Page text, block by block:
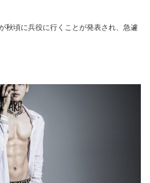
秋頃に兵役に行くことが発表され、急遽